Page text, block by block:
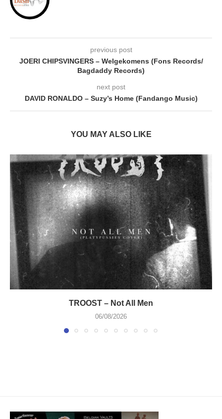
previous post
JOERI CHIPSVINGERS – Welgekomens (Fons Records/
Bagdaddy Records)
next post
DAVID RONALDO – Suzy’s Home (Fandango Music)
YOU MAY ALSO LIKE
TROOST – Not All Men
06/08/2026